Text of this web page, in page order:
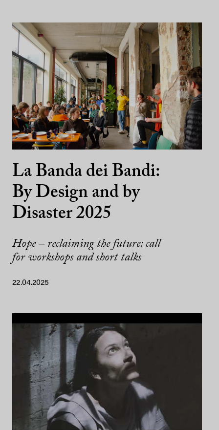
La Banda dei Bandi:
By Design and by
Disaster 2025
Hope – reclaiming the future: call
for workshops and short talks
22.04.2025